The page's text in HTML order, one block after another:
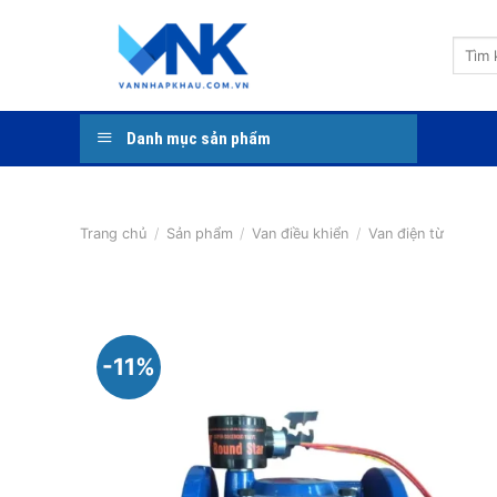
Tìm
Danh mục sản phẩm
Trang chủ / Sản phẩm / Van điều khiển / Van điện từ
-11%